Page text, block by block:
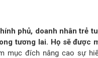
phủ, doanh nhân trẻ
tương lai. Họ sẽ được
mục đích nâng cao sự